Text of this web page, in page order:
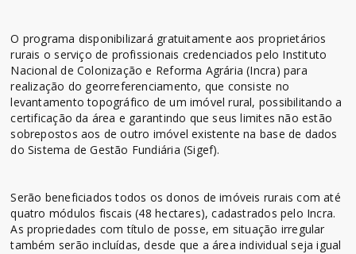
O programa disponibilizará gratuitamente aos proprietários
rurais o serviço de profissionais credenciados pelo Instituto
Nacional de Colonização e Reforma Agrária (Incra) para
realização do georreferenciamento, que consiste no
levantamento topográfico de um imóvel rural, possibilitando a
certificação da área e garantindo que seus limites não estão
sobrepostos aos de outro imóvel existente na base de dados
do Sistema de Gestão Fundiária (Sigef).
Serão beneficiados todos os donos de imóveis rurais com até
quatro módulos fiscais (48 hectares), cadastrados pelo Incra.
As propriedades com título de posse, em situação irregular
também serão incluídas, desde que a área individual seja igual